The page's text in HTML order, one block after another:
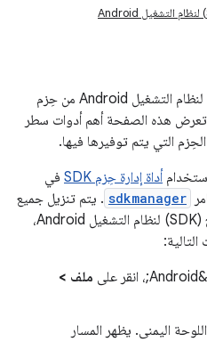
تتكوّن حزمة تطوير البرامج (SDK) لنظام التشغيل Android من حِزم
تعرض هذه الصفحة أهم أدوات سطر
التي يتم توفيرها فيها.
أداة إدارة حِزم SDK
في
sdkmanager . يتم تنزيل جميع
الحِزم في دليل حزمة تطوير البرامج (SDK) لنظام التشغيل Android،
ملف >
اليمنى. يظهر المسار